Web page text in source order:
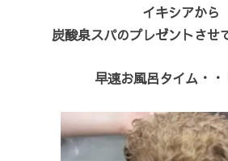
イキシアから
炭酸泉スパのプレゼントさ
早速お風呂タイム・